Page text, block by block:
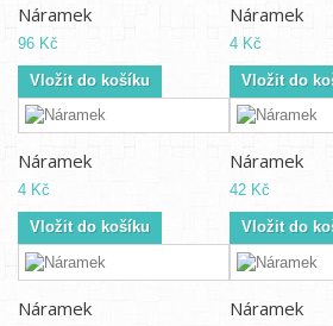
Náramek
96 Kč
Vložit do košíku
Náramek
4 Kč
Vložit do
Náramek
4 Kč
Vložit do košíku
Náramek
42 Kč
Vložit do
Náramek Náramek